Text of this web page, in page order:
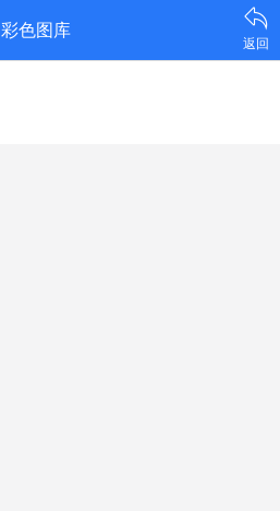
彩色图库
返回